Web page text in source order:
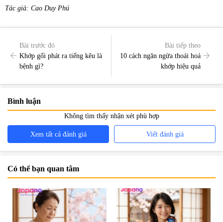
Tác giả: Cao Duy Phú
Bài trước đó
Khớp gối phát ra tiếng kêu là
bệnh gì?
Bài tiếp theo
10 cách ngăn ngừa thoái hoá
khớp hiệu quả
Bình luận
Không tìm thấy nhận xét phù hợp
Xem tất cả đánh giá Viết đánh giá
Có thể bạn quan tâm